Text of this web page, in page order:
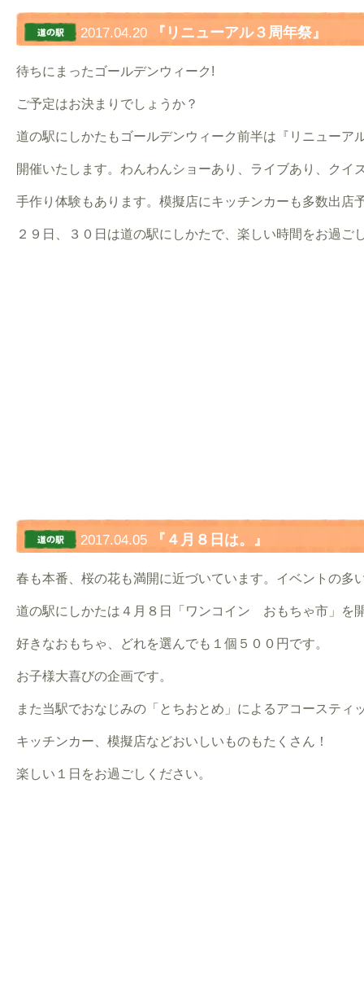
2017.04.20 『リニューアル３周年祭』
待ちにまったゴールデンウィーク!
ご予定はお決まりでしょうか？
道の駅にしかたもゴールデンウィーク前半は『リニューア
開催いたします。わんわんショーあり、ライブあり、クイ
手作り体験もあります。模擬店にキッチンカーも多数出店
２９日、３０日は道の駅にしかたで、楽しい時間をお過ご
2017.04.05 『４月８日は。』
春も本番、桜の花も満開に近づいています。イベントの多
道の駅にしかたは４月８日「ワンコイン おもちゃ市」を
好きなおもちゃ、どれを選んでも１個５００円です。
お子様大喜びの企画です。
また当駅でおなじみの「とちおとめ」によるアコースティ
キッチンカー、模擬店などおいしいものもたくさん！
楽しい１日をお過ごしください。